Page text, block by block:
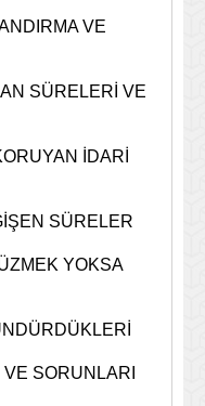
VE
SÜRELERİ VE
İDARİ
SÜRELER
YOKSA
SORUNLARI